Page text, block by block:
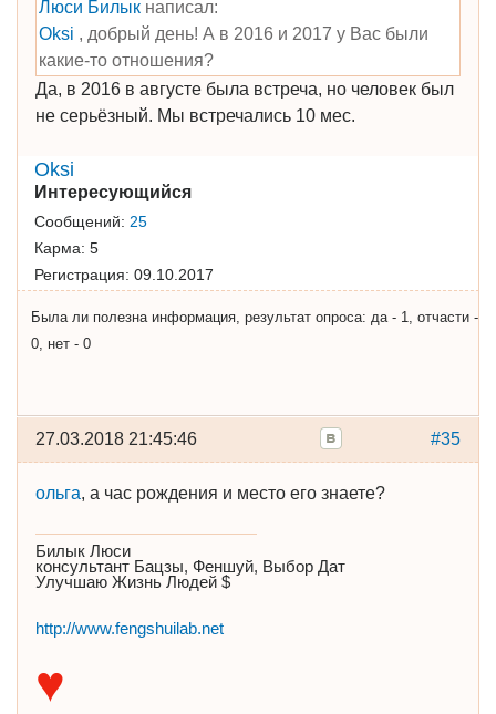
Люси Билыкнаписал:
Oksi , добрый день! А в 2016 и 2017 у Вас были
какие-то отношения?
Да, в 2016 в августе была встреча, но человек был
не серьёзный. Мы встречались 10 мес.
Oksi
Интересующийся
Сообщений: 25
Карма: 5
Регистрация: 09.10.2017
Была ли полезна информация, результат опроса: да - 1, отчасти -
0, нет - 0
#35
27.03.2018 21:45:46
ольга, а час рождения и место его знаете?
Билык Люси
консультант Бацзы, Феншуй, Выбор Дат
Улучшаю Жизнь Людей $
http://www.fengshuilab.net
♥